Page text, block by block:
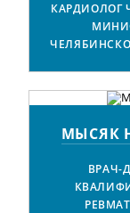
КАРДИОЛОГ
МЫСЯК
ВРАЧ-